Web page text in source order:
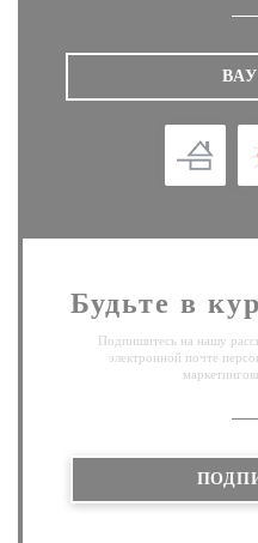
Будьте в
Подпишитесь на нашу
электронной почте